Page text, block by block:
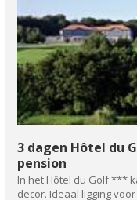
3 dagen Hôtel du
pension
In het Hôtel du Golf ***
decor. Ideaal ligging